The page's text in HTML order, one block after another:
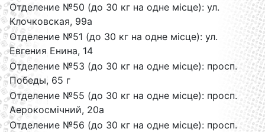
Отделение №50 (до 30 кг на одне місце): ул.
Клочковская, 99а
Отделение №51 (до 30 кг на одне місце): ул.
Евгения Енина, 14
Отделение №53 (до 30 кг на одне місце): просп.
Победы, 65 г
Отделение №55 (до 30 кг на одне місце): просп.
Аерокосмічний, 20а
Отделение №56 (до 30 кг на одне місце): просп.